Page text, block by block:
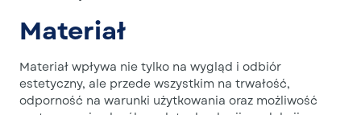
Materiał
Materiał wpływa nie tylko na wygląd i odbiór
estetyczny, ale przede wszystkim na trwałość,
odporność na warunki użytkowania oraz możliwość